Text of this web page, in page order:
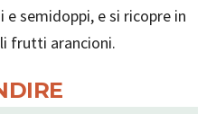
semidoppi, e si ricopre in
frutti arancioni.